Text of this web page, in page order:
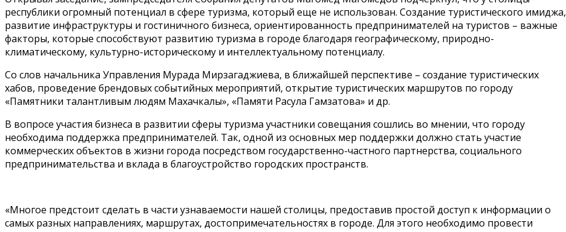
республики огромный потенциал в сфере туризма, который еще не использован. Создание туристического имиджа,
развитие инфраструктуры и гостиничного бизнеса, ориентированность предпринимателей на туристов – важные
факторы, которые способствуют развитию туризма в городе благодаря географическому, природно-
климатическому, культурно-историческому и интеллектуальному потенциалу.
Со слов начальника Управления Мурада Мирзагаджиева, в ближайшей перспективе – создание туристических
хабов, проведение брендовых событийных мероприятий, открытие туристических маршрутов по городу
«Памятники талантливым людям Махачкалы», «Памяти Расула Гамзатова» и др.
В вопросе участия бизнеса в развитии сферы туризма участники совещания сошлись во мнении, что городу
необходима поддержка предпринимателей. Так, одной из основных мер поддержки должно стать участие
коммерческих объектов в жизни города посредством государственно-частного партнерства, социального
предпринимательства и вклада в благоустройство городских пространств.
«Многое предстоит сделать в части узнаваемости нашей столицы, предоставив простой доступ к информации о
самых разных направлениях, маршрутах, достопримечательностях в городе. Для этого необходимо провести